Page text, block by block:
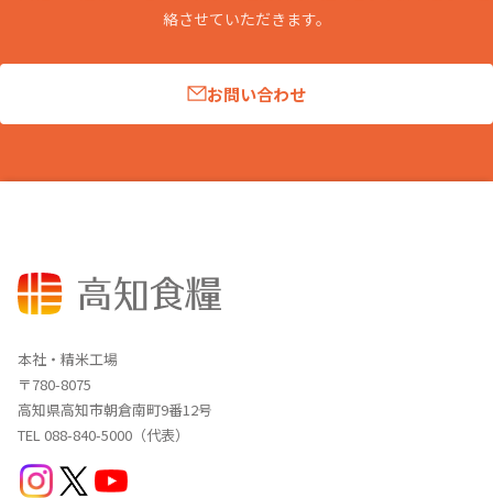
絡させていただきます。
お問い合わせ
本社・精米工場
〒780-8075
高知県高知市朝倉南町9番12号
TEL 088-840-5000（代表）